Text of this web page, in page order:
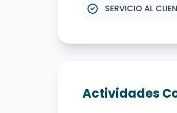
SERVICIO AL
Actividades